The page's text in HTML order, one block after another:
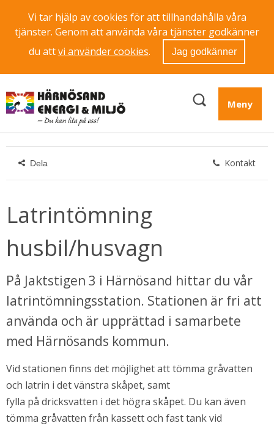
Vi tar hjälp av cookies för att tillhandahålla våra
tjänster. Genom att använda våra tjänster godkänner
du attvi använder cookies. Jag godkänner
Meny
Dela Kontakt
Latrintömning
husbil/husvagn
På Jaktstigen 3 i Härnösand hittar du vår
latrintömningsstation. Stationen är fri att
använda och är upprättad i samarbete
med Härnösands kommun.
Vid stationen finns det möjlighet att tömma gråvatten
och latrin i det vänstra skåpet, samt
fylla på dricksvatten i det högra skåpet. Du kan även
tömma gråvatten från kassett och fast tank vid